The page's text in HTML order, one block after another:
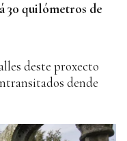
30 quilómetros de
deste proxecto
dende